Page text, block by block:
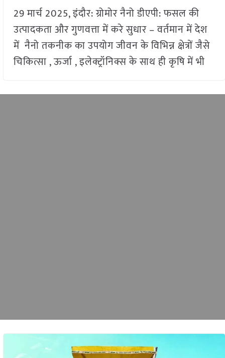
29 मार्च 2025, इंदौर: ग्रोमोर नैनो डीएपी: फसल की
उत्पादकता और गुणवत्ता में करे सुधार – वर्तमान में देश
में नैनो तकनीक का उपयोग जीवन के विभिन्न क्षेत्रों जैसे
चिकित्सा , ऊर्जा , इलेक्ट्रॉनिक्स के साथ ही कृषि में भी